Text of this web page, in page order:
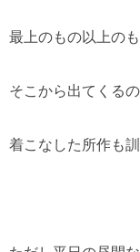
最上のもの以上の
そこから出てくる
着こなした所作も